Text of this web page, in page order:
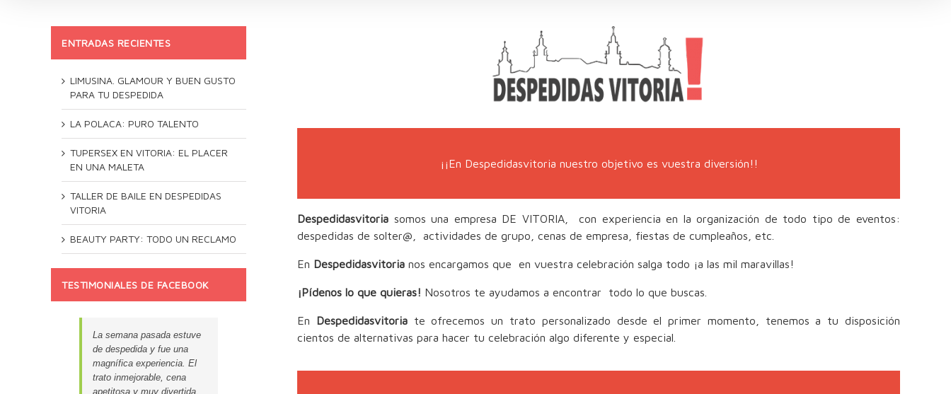
¡¡En Despedidasvitoria nuestro objetivo es vuestra diversión!!
Despedidasvitoria somos una empresa DE VITORIA, con experiencia en la organización de todo tipo de eventos:
despedidas de solter@, actividades de grupo, cenas de empresa, fiestas de cumpleaños, etc.
En Despedidasvitoria nos encargamos que en vuestra celebración salga todo ¡a las mil maravillas!
¡Pídenos lo que quieras! Nosotros te ayudamos a encontrar todo lo que buscas.
En Despedidasvitoriate ofrecemos un trato personalizado desde el primer momento, tenemos a tu disposición
cientos de alternativas para hacer tu celebración algo diferente y especial.
ENTRADAS RECIENTES
LIMUSINA. GLAMOUR Y BUEN GUSTO
PARA TU DESPEDIDA
LA POLACA: PURO TALENTO
TUPERSEX EN VITORIA: EL PLACER
EN UNA MALETA
TALLER DE BAILE EN DESPEDIDAS
VITORIA
BEAUTY PARTY: TODO UN RECLAMO
TESTIMONIALES DE FACEBOOK
La semana pasada estuve
de despedida y fue una
magnífica experiencia. El
trato inmejorable, cena
apetitosa y muy divertida,